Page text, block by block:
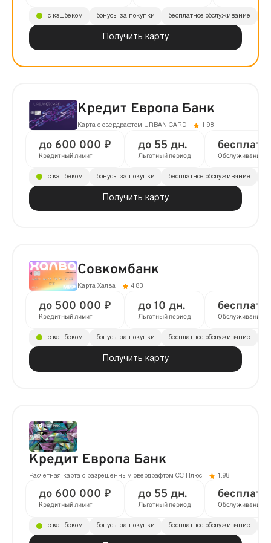
Получить карту
с кэшбеком бонусы за покупки бесплатное обслуживание
Кредит Европа Банк
Карта с овердрафтом URBAN CARD 1.98
до 600 000 ₽
Кредитный лимит
до 55 дн.
Льготный период Обслуживание
Получить карту
с кэшбеком бонусы за покупки бесплатное обслуживание
Совкомбанк
Карта Халва 4.83
до 500 000 ₽
Кредитный лимит
до 10 дн.
Льготный период Обслуживание
Получить карту
с кэшбеком бонусы за покупки бесплатное обслуживание
Кредит Европа Банк
Расчётная карта с разрешённым овердрафтом CC Плюс 1.98
до 600 000 ₽
Кредитный лимит
до 55 дн.
Льготный период Обслуживание
с кэшбеком бонусы за покупки бесплатное обслуживание